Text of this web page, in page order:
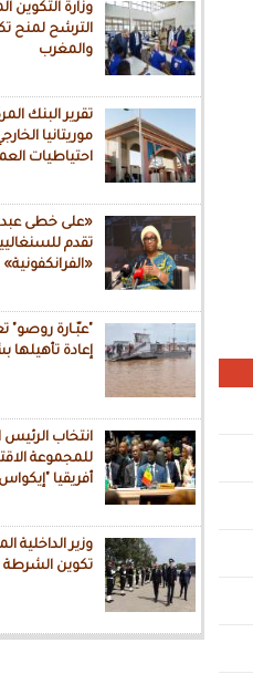
وزارة التكوين
الترشح لمنح
والمغرب
تقرير البنك
احتياطيات
«على خطى
تقدم
«الفرانكفونية»
"عبّـارة روصو"
إعادة
انتخاب الرئيس
للمجموعة
أفريقيا "إيكواس"
وزير الداخلية
تكوين الشرطة